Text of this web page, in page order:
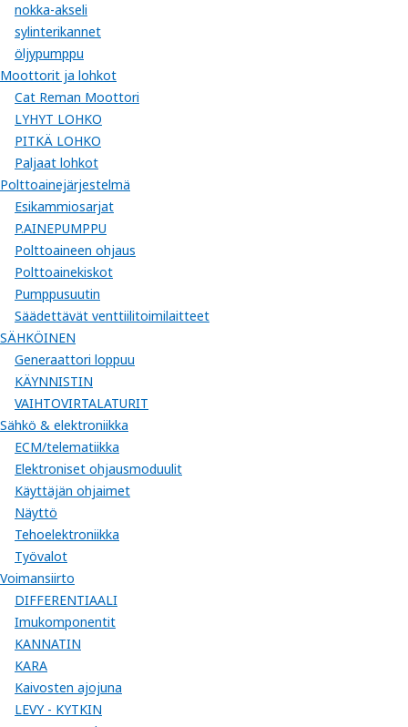
nokka-akseli
sylinterikannet
öljypumppu
Moottorit ja lohkot
Cat Reman Moottori
LYHYT LOHKO
PITKÄ LOHKO
Paljaat lohkot
Polttoainejärjestelmä
Esikammiosarjat
P.AINEPUMPPU
Polttoaineen ohjaus
Polttoainekiskot
Pumppusuutin
Säädettävät venttiilitoimilaitteet
SÄHKÖINEN
Generaattori loppuu
KÄYNNISTIN
VAIHTOVIRTALATURIT
Sähkö & elektroniikka
ECM/telematiikka
Elektroniset ohjausmoduulit
Käyttäjän ohjaimet
Näyttö
Tehoelektroniikka
Työvalot
Voimansiirto
DIFFERENTIAALI
Imukomponentit
KANNATIN
KARA
Kaivosten ajojuna
LEVY - KYTKIN